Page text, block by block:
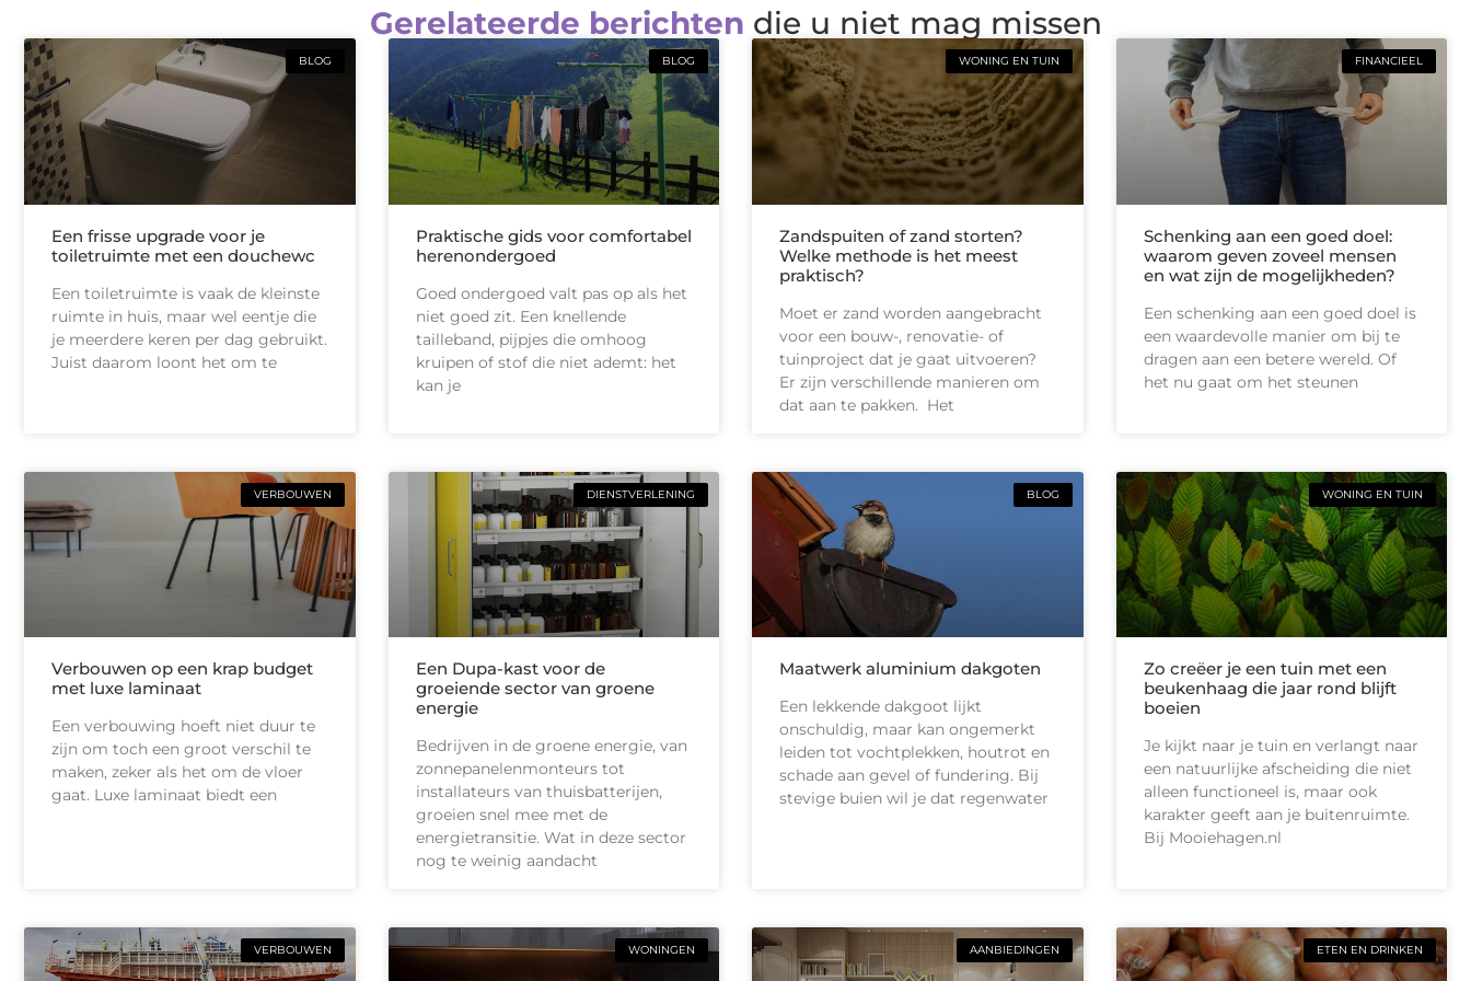
Gerelateerde berichten die u niet mag missen
BLOG
Een frisse upgrade voor je
toiletruimte met een douchewc
Een toiletruimte is vaak de kleinste
ruimte in huis, maar wel eentje die
je meerdere keren per dag gebruikt.
Juist daarom loont het om te
BLOG
Praktische gids voor comfortabel
herenondergoed
Goed ondergoed valt pas op als het
niet goed zit. Een knellende
tailleband, pijpjes die omhoog
kruipen of stof die niet ademt: het
kan je
WONING EN TUIN
Zandspuiten of zand storten?
Welke methode is het meest
praktisch?
Moet er zand worden aangebracht
voor een bouw-, renovatie- of
tuinproject dat je gaat uitvoeren?
Er zijn verschillende manieren om
dat aan te pakken. Het
FINANCIEEL
Schenking aan een goed doel:
waarom geven zoveel mensen
en wat zijn de mogelijkheden?
Een schenking aan een goed doel is
een waardevolle manier om bij te
dragen aan een betere wereld. Of
het nu gaat om het steunen
VERBOUWEN
Verbouwen op een krap budget
met luxe laminaat
Een verbouwing hoeft niet duur te
zijn om toch een groot verschil te
maken, zeker als het om de vloer
gaat. Luxe laminaat biedt een
DIENSTVERLENING
Een Dupa-kast voor de
groeiende sector van groene
energie
Bedrijven in de groene energie, van
zonnepanelenmonteurs tot
installateurs van thuisbatterijen,
groeien snel mee met de
energietransitie. Wat in deze sector
nog te weinig aandacht
BLOG
Maatwerk aluminium dakgoten
Een lekkende dakgoot lijkt
onschuldig, maar kan ongemerkt
leiden tot vochtplekken, houtrot en
schade aan gevel of fundering. Bij
stevige buien wil je dat regenwater
WONING EN TUIN
Zo creëer je een tuin met een
beukenhaag die jaar rond blijft
boeien
Je kijkt naar je tuin en verlangt naar
een natuurlijke afscheiding die niet
alleen functioneel is, maar ook
karakter geeft aan je buitenruimte.
Bij Mooiehagen.nl
VERBOUWEN WONINGEN AANBIEDINGEN ETEN EN DRINKEN